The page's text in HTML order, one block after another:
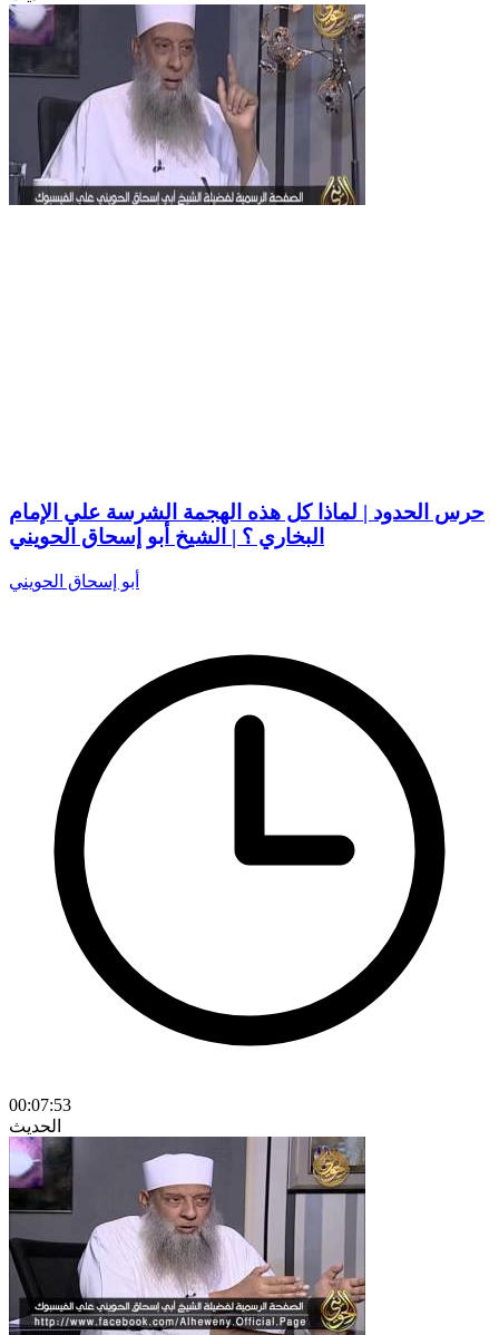
حرس الحدود | لماذا كل هذه الهجمة الشرسة علي الإمام
البخاري ؟ | الشيخ أبو إسحاق الحويني
أبو إسحاق الحويني
00:07:53
الحديث